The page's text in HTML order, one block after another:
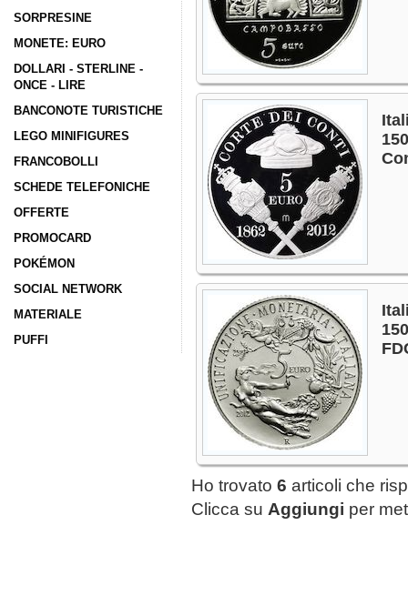
SORPRESINE
MONETE: EURO
DOLLARI - STERLINE -
ONCE - LIRE
BANCONOTE TURISTICHE
LEGO MINIFIGURES
FRANCOBOLLI
SCHEDE TELEFONICHE
OFFERTE
PROMOCARD
POKÉMON
SOCIAL NETWORK
MATERIALE
PUFFI
Ho trovato 6 articoli che
Clicca su Aggiungi per